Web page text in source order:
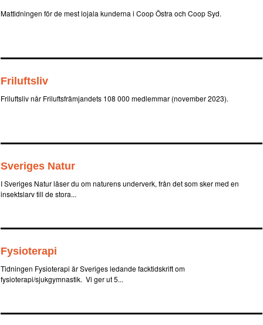
Mattidningen för de mest lojala kunderna i Coop Östra och Coop Syd.
Friluftsliv
Friluftsliv når Friluftsfrämjandets 108 000 medlemmar (november 2023).
Sveriges Natur
I Sveriges Natur läser du om naturens underverk, från det som sker med en
insektslarv till de stora...
Fysioterapi
Tidningen Fysioterapi är Sveriges ledande facktidskrift om
fysioterapi/sjukgymnastik. Vi ger ut 5...